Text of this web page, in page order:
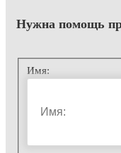
Нужна помощь
Имя: